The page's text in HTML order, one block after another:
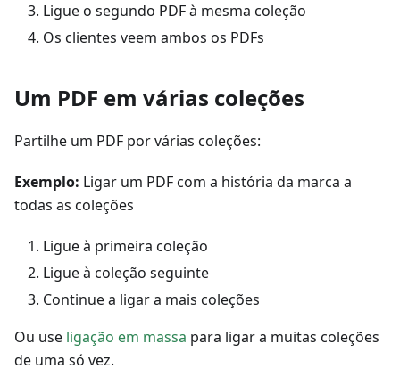
Ligue o segundo PDF à mesma coleção
Os clientes veem ambos os PDFs
Um PDF em várias coleções
Partilhe um PDF por várias coleções:
Exemplo: Ligar um PDF com a história da marca a
todas as coleções
Ligue à primeira coleção
Ligue à coleção seguinte
Continue a ligar a mais coleções
Ou use ligação em massa para ligar a muitas coleções
de uma só vez.